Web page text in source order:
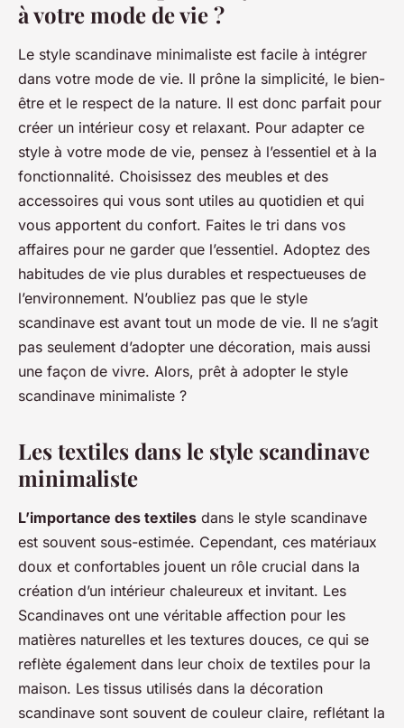
à votre mode de vie ?
Le style scandinave minimaliste est facile à intégrer
dans votre mode de vie. Il prône la simplicité, le bien-
être et le respect de la nature. Il est donc parfait pour
créer un intérieur cosy et relaxant. Pour adapter ce
style à votre mode de vie, pensez à l’essentiel et à la
fonctionnalité. Choisissez des meubles et des
accessoires qui vous sont utiles au quotidien et qui
vous apportent du confort. Faites le tri dans vos
affaires pour ne garder que l’essentiel. Adoptez des
habitudes de vie plus durables et respectueuses de
l’environnement. N’oubliez pas que le style
scandinave est avant tout un mode de vie. Il ne s’agit
pas seulement d’adopter une décoration, mais aussi
une façon de vivre. Alors, prêt à adopter le style
scandinave minimaliste ?
Les textiles dans le style scandinave
minimaliste
L’importance des textiles dans le style scandinave
est souvent sous-estimée. Cependant, ces matériaux
doux et confortables jouent un rôle crucial dans la
création d’un intérieur chaleureux et invitant. Les
Scandinaves ont une véritable affection pour les
matières naturelles et les textures douces, ce qui se
reflète également dans leur choix de textiles pour la
maison. Les tissus utilisés dans la décoration
scandinave sont souvent de couleur claire, reflétant la